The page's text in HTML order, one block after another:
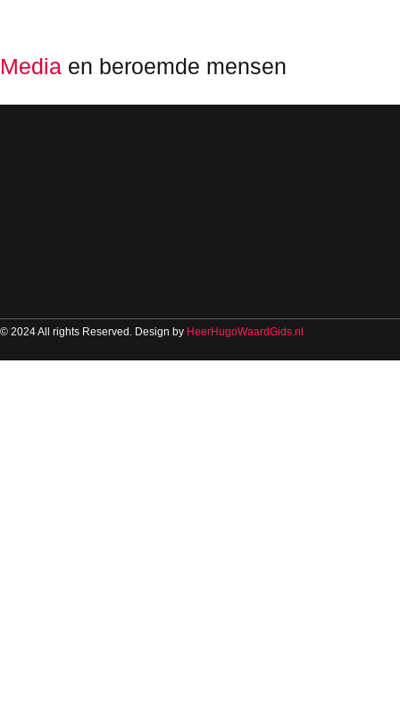
Media en beroemde mensen
© 2024 All rights Reserved. Design by HeerHugoWaardGids.nl